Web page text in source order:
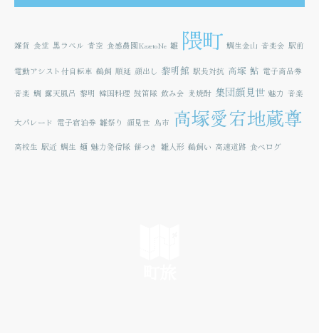
雑貨 食堂 黒ラベル 青空 食感農園KazetoNe 雛 隈町 鯛生金山 音楽会 駅前
電動アシスト付自転車 鵜飼 順延 顔出し 黎明館 駅長対抗 高塚 鮎 電子商品券
音楽 鯛 露天風呂 黎明 韓国料理 鼓笛隊 飲み会 麦焼酎 集団顔見世 魅力 音楽
大パレード 電子宿泊券 雛祭り 顔見世 鳥市 高塚愛宕地蔵尊
高校生 駅近 鯛生 麺 魅力発信隊 餅つき 雛人形 鵜飼い 高速道路 食べログ